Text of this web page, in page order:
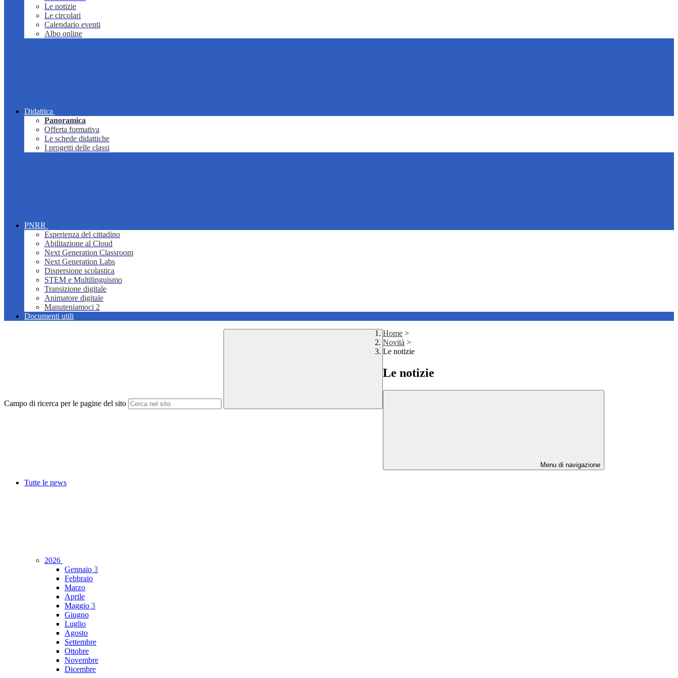
Le notizie
Le circolari
Calendario eventi
Albo online
Didattica
Panoramica
Offerta formativa
Le schede didattiche
I progetti delle classi
PNRR
Esperienza del cittadino
Abilitazione al Cloud
Next Generation Classroom
Next Generation Labs
Dispersione scolastica
STEM e Multilinguismo
Transizione digitale
Animatore digitale
Manuteniamoci 2
Documenti utili
Campo di ricerca per le pagine del sito
Home >
Novità >
Le notizie
Le notizie
Menu di navigazione
Tutte le news
2026
Gennaio 3
Febbraio
Marzo
Aprile
Maggio 3
Giugno
Luglio
Agosto
Settembre
Ottobre
Novembre
Dicembre